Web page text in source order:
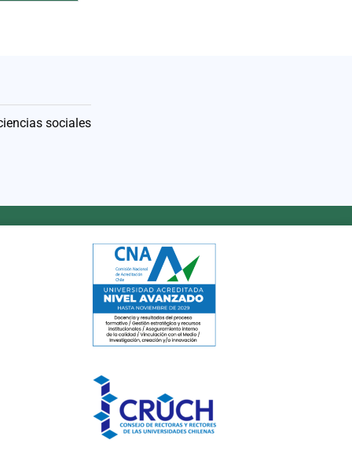
sociales